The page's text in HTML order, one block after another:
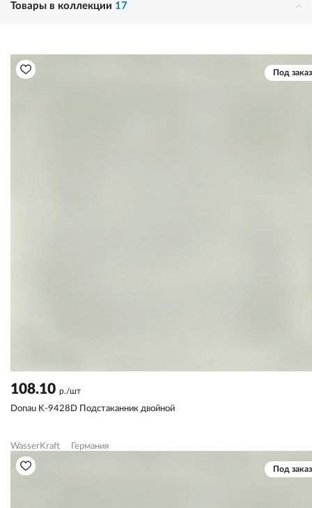
Товары в коллекции 17
Под заказ
108.10 р./шт
Donau K-9428D Подстаканник двойной
WasserKraft Германия
Под заказ